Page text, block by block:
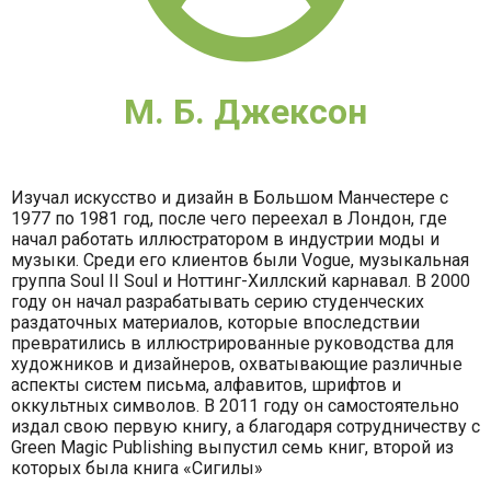
М. Б. Джексон
Изучал искусство и дизайн в Большом Манчестере с
1977 по 1981 год, после чего переехал в Лондон, где
начал работать иллюстратором в индустрии моды и
музыки. Среди его клиентов были Vogue, музыкальная
группа Soul II Soul и Ноттинг-Хиллский карнавал. В 2000
году он начал разрабатывать серию студенческих
раздаточных материалов, которые впоследствии
превратились в иллюстрированные руководства для
художников и дизайнеров, охватывающие различные
аспекты систем письма, алфавитов, шрифтов и
оккультных символов. В 2011 году он самостоятельно
издал свою первую книгу, а благодаря сотрудничеству с
Green Magic Publishing выпустил семь книг, второй из
которых была книга «Сигилы»